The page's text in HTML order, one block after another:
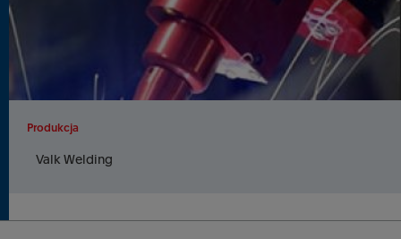
Produkcja
Valk Welding